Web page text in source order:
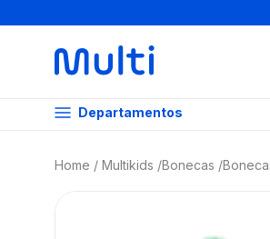
Departamentos
Multikids Bonecas